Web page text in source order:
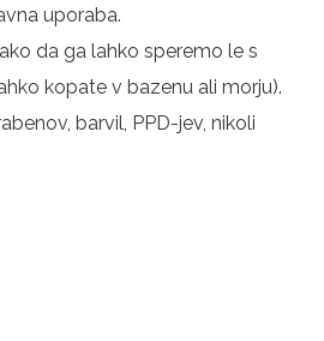
uporaba.
da ga lahko speremo le s
kopate v bazenu ali morju).
barvil, PPD-jev, nikoli